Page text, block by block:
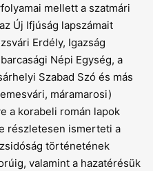
mellett a szatmári
Új Ifjúság lapszámait
Erdély, Igazság
Népi Egység, a
Szabad Szó és más
máramarosi)
a korabeli román lapok
részletesen ismerteti a
történetének
valamint a hazatérésük